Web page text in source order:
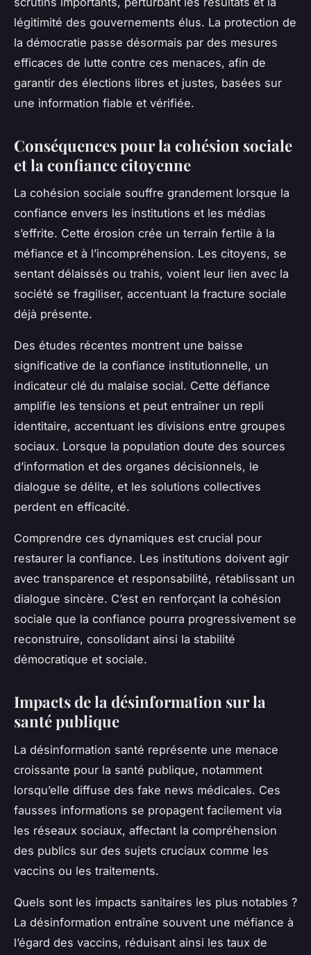
légitimité des gouvernements élus. La protection de
la démocratie passe désormais par des mesures
efficaces de lutte contre ces menaces, afin de
garantir des élections libres et justes, basées sur
une information fiable et vérifiée.
Conséquences pour la cohésion sociale
et la confiance citoyenne
La cohésion sociale souffre grandement lorsque la
confiance envers les institutions et les médias
s’effrite. Cette érosion crée un terrain fertile à la
méfiance et à l’incompréhension. Les citoyens, se
sentant délaissés ou trahis, voient leur lien avec la
société se fragiliser, accentuant la fracture sociale
déjà présente.
Des études récentes montrent une baisse
significative de la confiance institutionnelle, un
indicateur clé du malaise social. Cette défiance
amplifie les tensions et peut entraîner un repli
identitaire, accentuant les divisions entre groupes
sociaux. Lorsque la population doute des sources
d’information et des organes décisionnels, le
dialogue se délite, et les solutions collectives
perdent en efficacité.
Comprendre ces dynamiques est crucial pour
restaurer la confiance. Les institutions doivent agir
avec transparence et responsabilité, rétablissant un
dialogue sincère. C’est en renforçant la cohésion
sociale que la confiance pourra progressivement se
reconstruire, consolidant ainsi la stabilité
démocratique et sociale.
Impacts de la désinformation sur la
santé publique
La désinformation santé représente une menace
croissante pour la santé publique, notamment
lorsqu’elle diffuse des fake news médicales. Ces
fausses informations se propagent facilement via
les réseaux sociaux, affectant la compréhension
des publics sur des sujets cruciaux comme les
vaccins ou les traitements.
Quels sont les impacts sanitaires les plus notables ?
La désinformation entraîne souvent une méfiance à
l’égard des vaccins, réduisant ainsi les taux de